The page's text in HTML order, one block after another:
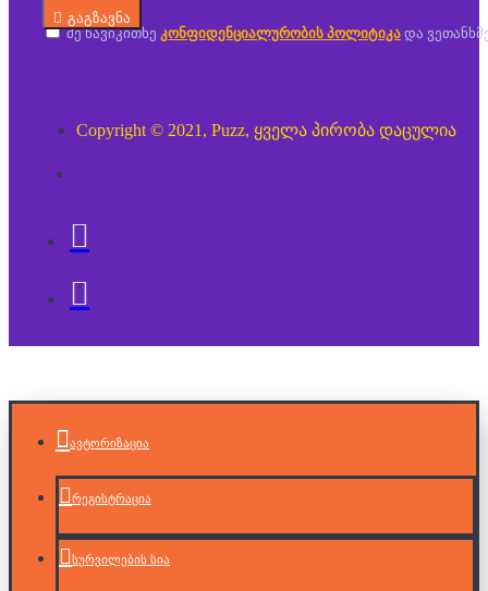
გაგზავნა
მე წავიკითხე კონფიდენციალურობის პოლიტიკა და
Copyright © 2021, Puzz, ყველა პირობა დაცულია
ავტორიზაცია
რეგისტრაცია
სურვილების სია